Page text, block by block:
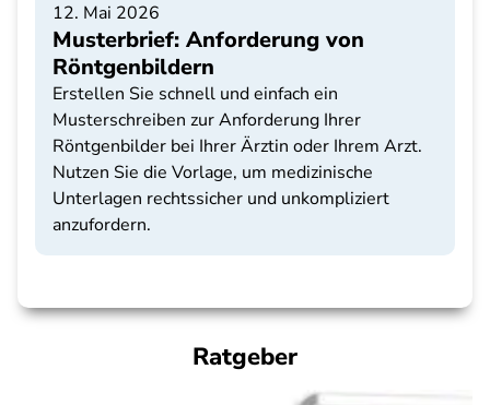
12. Mai 2026
Musterbrief: Anforderung von
Röntgenbildern
Erstellen Sie schnell und einfach ein
Musterschreiben zur Anforderung Ihrer
Röntgenbilder bei Ihrer Ärztin oder Ihrem Arzt.
Nutzen Sie die Vorlage, um medizinische
Unterlagen rechtssicher und unkompliziert
anzufordern.
Ratgeber